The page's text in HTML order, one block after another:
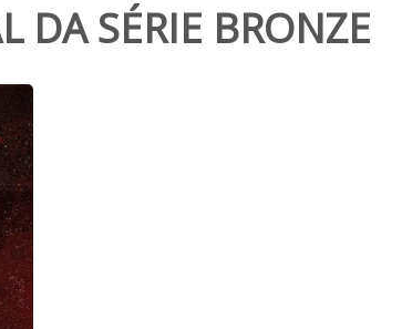
DA SÉRIE BRONZE